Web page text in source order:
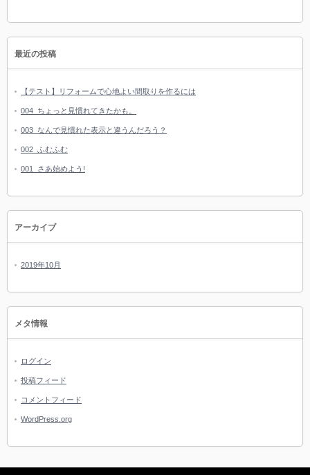
最近の投稿
【テスト】リフォームで心地よい間取りを作るには
004_ちょっと見慣れてきたかも。
003_なんで見慣れた表示と違うんだろう？
002_ふむふむ
001_さあ始めよう!
アーカイブ
2019年10月
メタ情報
ログイン
投稿フィード
コメントフィード
WordPress.org